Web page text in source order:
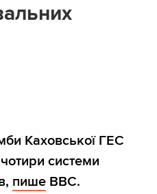
Каховської ГЕС
системи
пише BBC.